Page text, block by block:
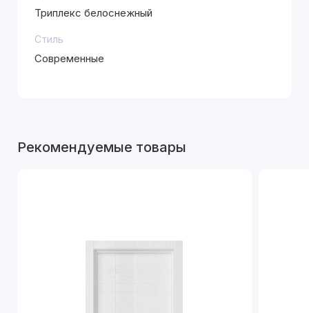
Триплекс белоснежный
Стиль
Современные
Рекомендуемые товары